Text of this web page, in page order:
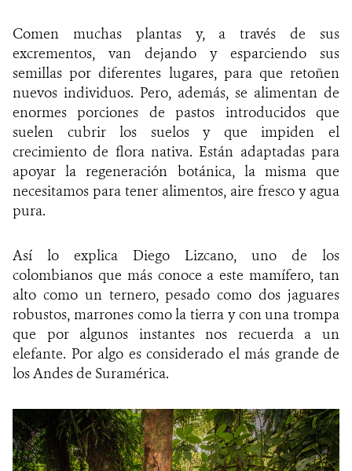
Comen muchas plantas y, a través de sus
excrementos, van dejando y esparciendo sus
semillas por diferentes lugares, para que retoñen
nuevos individuos. Pero, además, se alimentan de
enormes porciones de pastos introducidos que
suelen cubrir los suelos y que impiden el
crecimiento de flora nativa. Están adaptadas para
apoyar la regeneración botánica, la misma que
necesitamos para tener alimentos, aire fresco y agua
pura.
Así lo explica Diego Lizcano, uno de los
colombianos que más conoce a este mamífero, tan
alto como un ternero, pesado como dos jaguares
robustos, marrones como la tierra y con una trompa
que por algunos instantes nos recuerda a un
elefante. Por algo es considerado el más grande de
los Andes de Suramérica.